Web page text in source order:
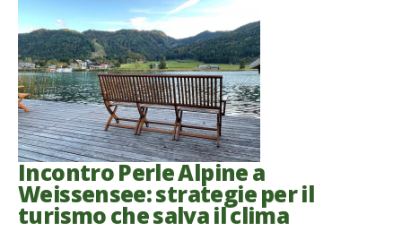
Incontro Perle Alpine a
Weissensee: strategie per il
turismo che salva il clima